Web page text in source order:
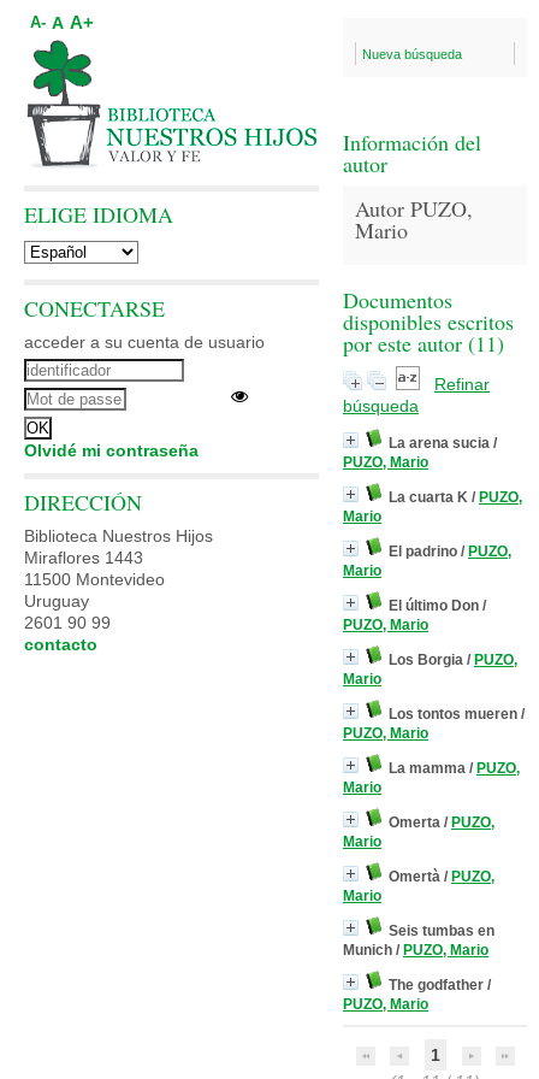
Nueva búsqueda
Información del
autor
Autor PUZO,
Mario
Documentos
disponibles escritos
por este autor (11)
Refinar
búsqueda
La arena sucia /
PUZO, Mario
La cuarta K / PUZO,
Mario
El padrino / PUZO,
Mario
El último Don /
PUZO, Mario
Los Borgia / PUZO,
Mario
Los tontos mueren /
PUZO, Mario
La mamma / PUZO,
Mario
Omerta / PUZO,
Mario
Omertà / PUZO,
Mario
Seis tumbas en
Munich / PUZO, Mario
The godfather /
PUZO, Mario
1
A- A A+
ELIGE IDIOMA
CONECTARSE
acceder a su cuenta de usuario
Olvidé mi contraseña
DIRECCIÓN
Biblioteca Nuestros Hijos
Miraflores 1443
11500 Montevideo
Uruguay
2601 90 99
contacto